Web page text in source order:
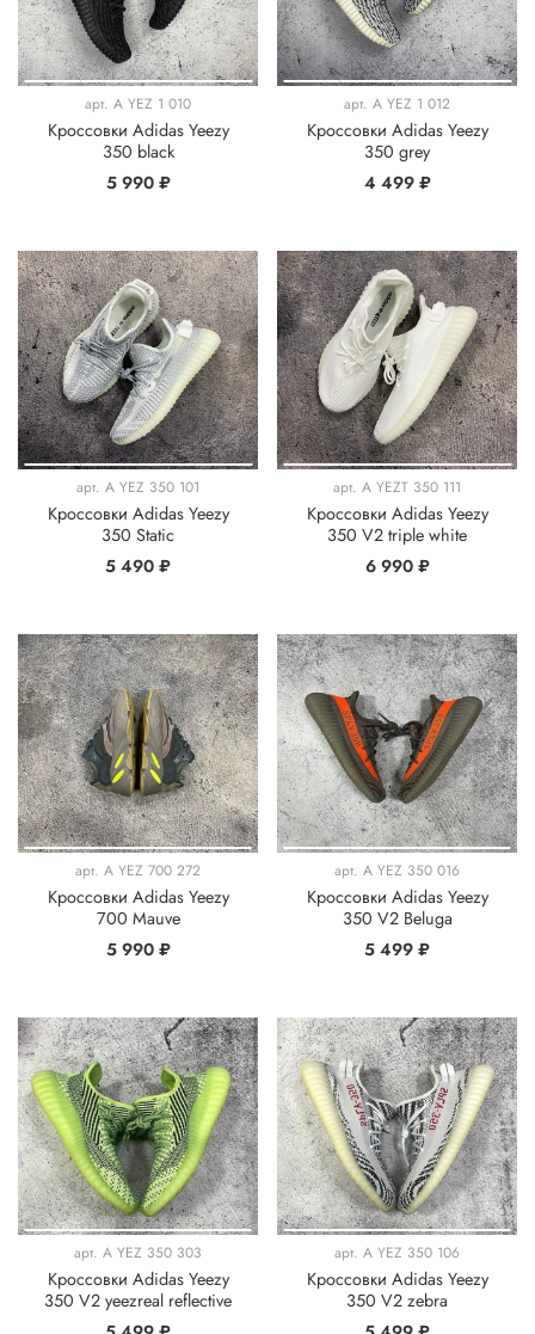
арт. A YEZ 1 010
Кроссовки Adidas Yeezy
350 black
5 990 ₽
арт. A YEZ 1 012
Кроссовки Adidas Yeezy
350 grey
4 499 ₽
арт. A YEZ 350 101
Кроссовки Adidas Yeezy
350 Static
5 490 ₽
арт. A YEZT 350 111
Кроссовки Adidas Yeezy
350 V2 triple white
6 990 ₽
арт. A YEZ 700 272
Кроссовки Adidas Yeezy
700 Mauve
5 990 ₽
арт. A YEZ 350 016
Кроссовки Adidas Yeezy
350 V2 Beluga
5 499 ₽
арт. A YEZ 350 303
Кроссовки Adidas Yeezy
350 V2 yeezreal reflective
арт. A YEZ 350 106
Кроссовки Adidas Yeezy
350 V2 zebra